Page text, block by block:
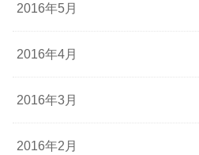
2016年5月
2016年4月
2016年3月
2016年2月